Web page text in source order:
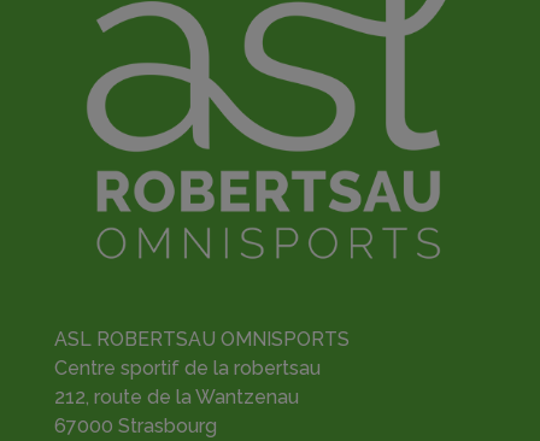
ASL ROBERTSAU OMNISPORTS
Centre sportif de la robertsau
212, route de la Wantzenau
67000 Strasbourg